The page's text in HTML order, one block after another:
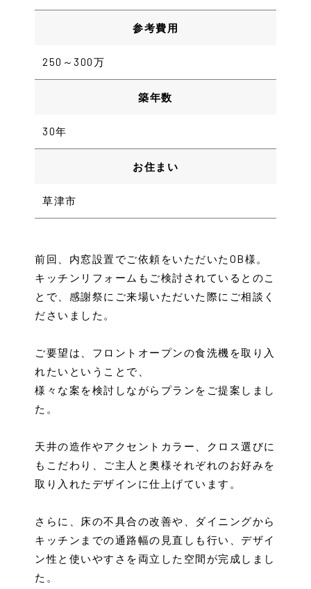
参考費用
250～300万
築年数
30年
お住まい
草津市
前回、内窓設置でご依頼をいただいたOB様。
キッチンリフォームもご検討されているとのこ
とで、感謝祭にご来場いただいた際にご相談く
ださいました。
ご要望は、フロントオープンの食洗機を取り入
れたいということで、
様々な案を検討しながらプランをご提案しまし
た。
天井の造作やアクセントカラー、クロス選びに
もこだわり、ご主人と奥様それぞれのお好みを
取り入れたデザインに仕上げています。
さらに、床の不具合の改善や、ダイニングから
キッチンまでの通路幅の見直しも行い、デザイ
ン性と使いやすさを両立した空間が完成しまし
た。